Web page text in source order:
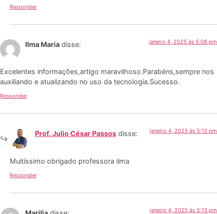
Responder
Ilma Maria disse: janeiro 4, 2025 às 5:08 pm
Excelentes informações,artigo maravilhoso.Parabéns,sempre nos
auxiliando e atualizando no uso da tecnologia.Sucesso.
Responder
Prof. Julio César Passos disse: janeiro 4, 2025 às 5:13 pm
Muitíssimo obrigado professora ilma
Responder
janeiro 4, 2025 às 5:13 pm